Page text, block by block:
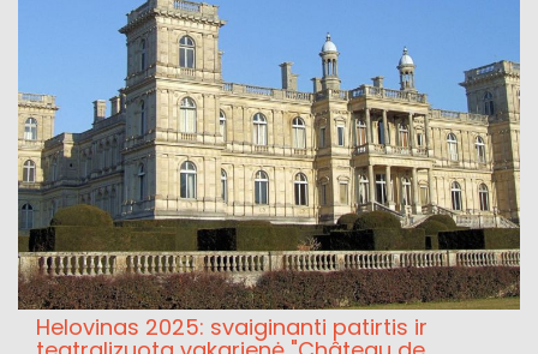
Helovinas 2025: svaiginanti patirtis ir